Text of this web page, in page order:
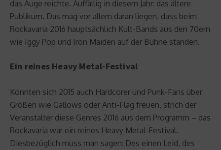
das Auge reichte. Auffällig in diesem Jahr: das ältere
Publikum. Das mag vor allem daran liegen, dass beim
Rockavaria 2016 hauptsächlich Kult-Bands aus den 70ern
wie Iggy Pop und Iron Maiden auf der Bühne standen.
Ein reines Heavy Metal-Festival
Konnten sich 2015 auch Hardcorer und Punk-Fans über
Größen wie Gallows oder Anti-Flag freuen, strich der
Veranstalter diese Genres 2016 aus dem Programm – das
Rockavaria war ein reines Heavy Metal-Festival.
Diesbezüglich muss man sagen: Des einen Leid, des